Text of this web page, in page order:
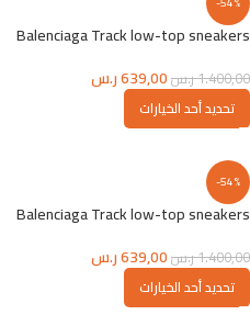
Balenciaga Track low-top sneakers
1.400,00ر.س639,00ر.س
تحديد أحد الخيارات
-54%
Balenciaga Track low-top sneakers
1.400,00ر.س639,00ر.س
تحديد أحد الخيارات